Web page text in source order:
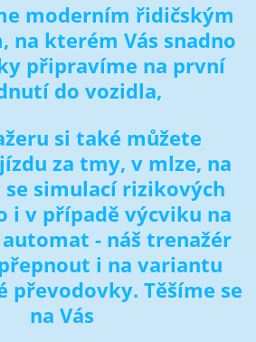
moderním řidičským
na kterém Vás snadno
připravíme na první
do vozidla,
si také můžete
za tmy, v mlze, na
se simulací rizikových
i v případě výcviku na
- náš trenažér
i na variantu
převodovky. Těšíme se
na Vás